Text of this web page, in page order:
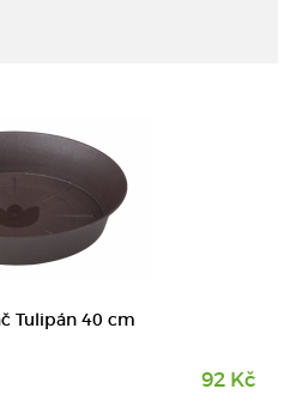
Tulipán 40 cm
92 Kč